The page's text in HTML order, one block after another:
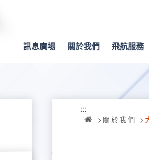
訊息廣場 關於我們 飛航服務
:::
關於我們